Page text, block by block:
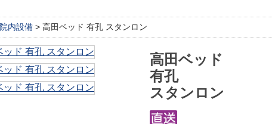
院内設備 > 高田ベッド 有孔 スタンロン
高田ベッド
有孔
スタンロン